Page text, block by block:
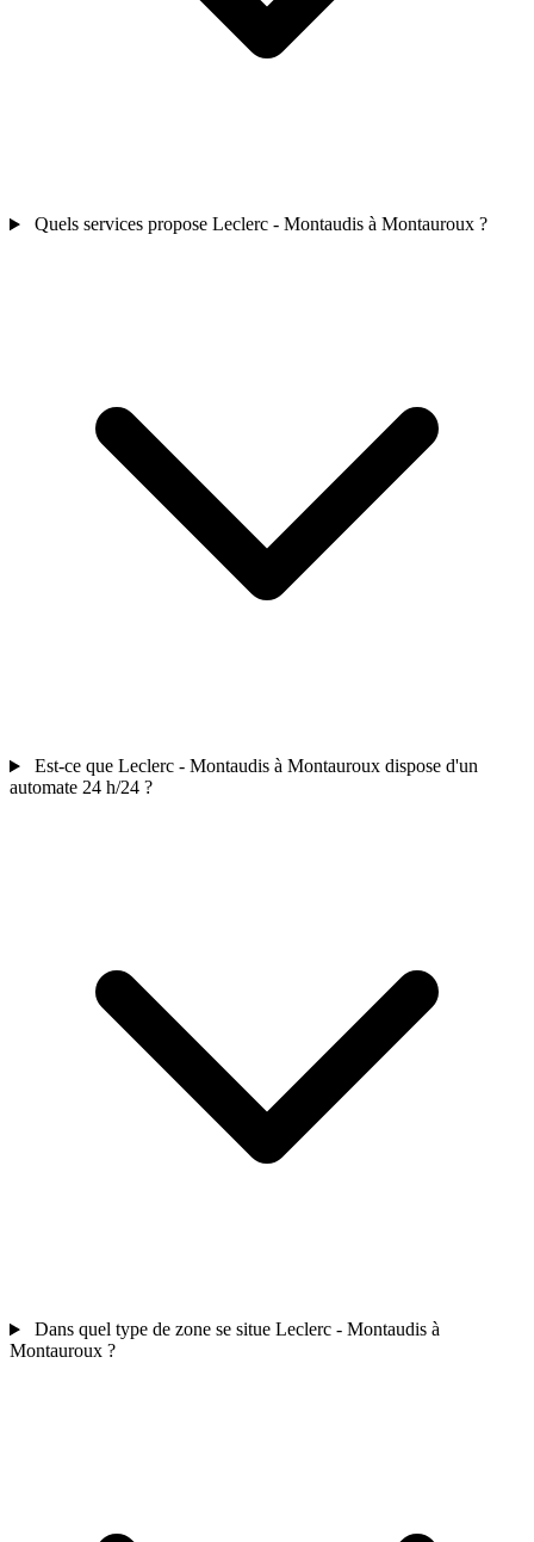
Quels services propose Leclerc - Montaudis à Montauroux ?
Est-ce que Leclerc - Montaudis à Montauroux dispose d'un
automate 24 h/24 ?
Dans quel type de zone se situe Leclerc - Montaudis à
Montauroux ?